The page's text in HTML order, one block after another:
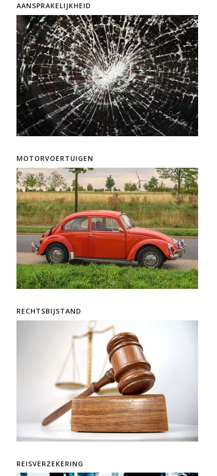
AANSPRAKELIJKHEID
MOTORVOERTUIGEN
RECHTSBIJSTAND
REISVERZEKERING